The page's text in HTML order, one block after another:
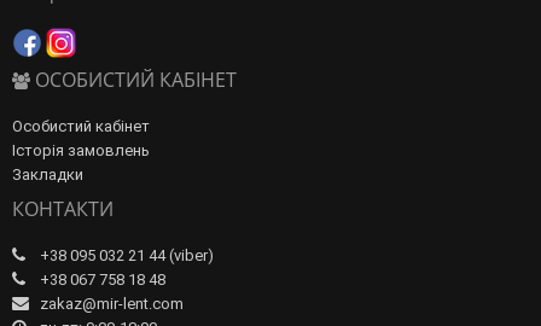
ОСОБИСТИЙ КАБІНЕТ
Особистий кабінет
Історія замовлень
Закладки
КОНТАКТИ
+38 095 032 21 44 (viber)
+38 067 758 18 48
zakaz@mir-lent.com